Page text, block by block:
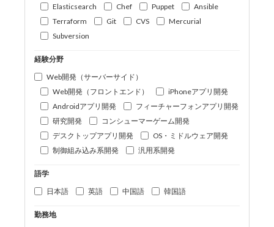
Elasticsearch
Chef Puppet
Ansible
Terraform
Git CVS
Mercurial
Subversion
経験分野
Web開発（サーバーサイド）
Web開発（フロントエンド）
iPhoneアプリ開発
Androidアプリ開発
フィーチャーフォンアプリ開発
研究開発
コンシューマーゲーム開発
デスクトップアプリ開発
OS・ミドルウェア開発
制御組み込み系開発
汎用系開発
語学
日本語
英語 中国語 韓国語
勤務地